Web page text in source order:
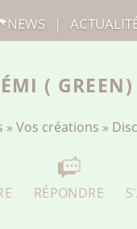
( GREEN)
» Vos créations »
RÉPONDRE
NEWS |